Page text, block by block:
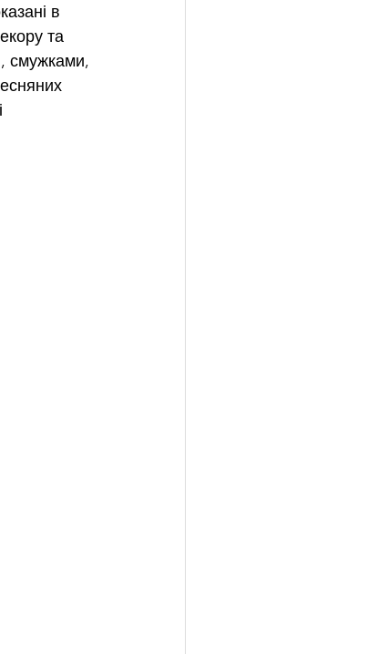
в
та
смужками,